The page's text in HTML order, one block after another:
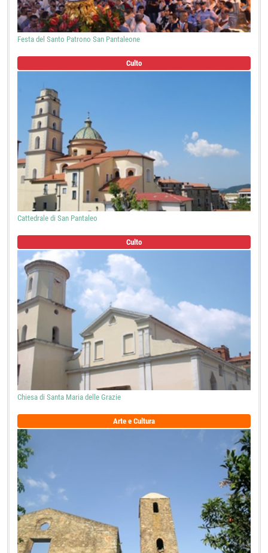
Festa del Santo Patrono San Pantaleone
Culto
Cattedrale di San Pantaleo
Culto
Chiesa di Santa Maria delle Grazie
Arte e Cultura